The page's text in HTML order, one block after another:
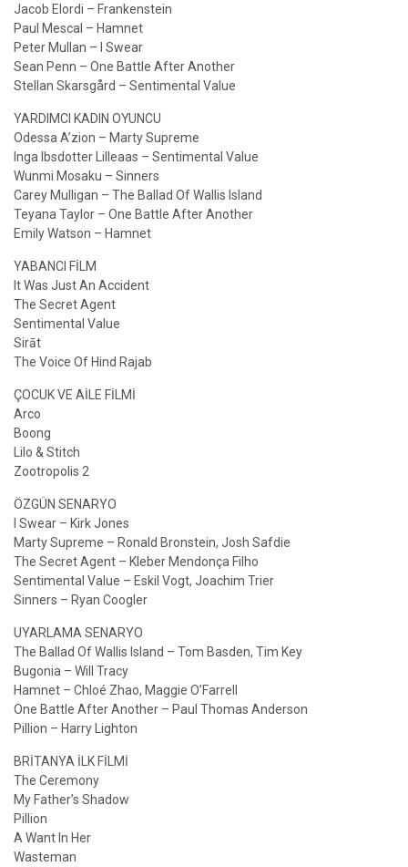
Jacob Elordi – Frankenstein
Paul Mescal – Hamnet
Peter Mullan – I Swear
Sean Penn – One Battle After Another
Stellan Skarsgård – Sentimental Value
YARDIMCI KADIN OYUNCU
Odessa A’zion – Marty Supreme
Inga Ibsdotter Lilleaas – Sentimental Value
Wunmi Mosaku – Sinners
Carey Mulligan – The Ballad Of Wallis Island
Teyana Taylor – One Battle After Another
Emily Watson – Hamnet
YABANCI FİLM
It Was Just An Accident
The Secret Agent
Sentimental Value
Sirāt
The Voice Of Hind Rajab
ÇOCUK VE AİLE FİLMİ
Arco
Boong
Lilo & Stitch
Zootropolis 2
ÖZGÜN SENARYO
I Swear – Kirk Jones
Marty Supreme – Ronald Bronstein, Josh Safdie
The Secret Agent – Kleber Mendonça Filho
Sentimental Value – Eskil Vogt, Joachim Trier
Sinners – Ryan Coogler
UYARLAMA SENARYO
The Ballad Of Wallis Island – Tom Basden, Tim Key
Bugonia – Will Tracy
Hamnet – Chloé Zhao, Maggie O’Farrell
One Battle After Another – Paul Thomas Anderson
Pillion – Harry Lighton
BRİTANYA İLK FİLMİ
The Ceremony
My Father’s Shadow
Pillion
A Want In Her
Wasteman